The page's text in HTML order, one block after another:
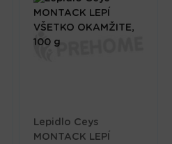
Lepidlo Ceys
MONTACK LEPÍ